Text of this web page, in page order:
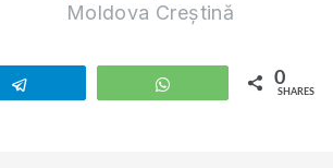
Moldova Creștină
WhatsApp 0
SHARES